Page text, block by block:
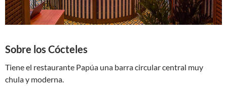
Sobre los Cócteles
Tiene el restaurante Papúa una barra circular central muy
chula y moderna.